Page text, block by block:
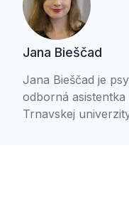
Jana Bieščad
Jana Bieščad je
odborná
Trnavskej